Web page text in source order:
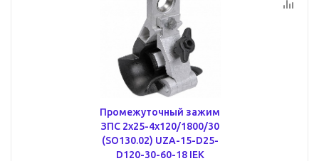
Промежуточный зажим
ЗПС 2х25-4х120/1800/30
(SO130.02) UZA-15-D25-
D120-30-60-18 IEK